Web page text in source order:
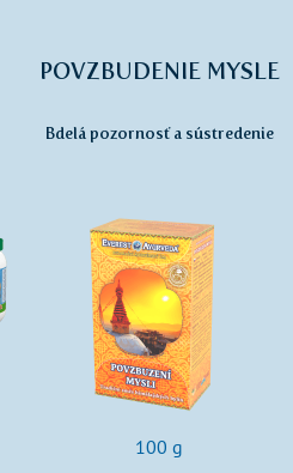
POVZBUDENIE MYSLE
Bdelá pozornosť a sústredenie
100 g